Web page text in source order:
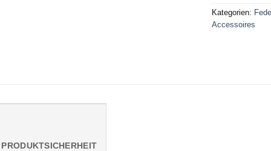
Kategorien:
Accessoires
PRODUKTSICHERHEIT